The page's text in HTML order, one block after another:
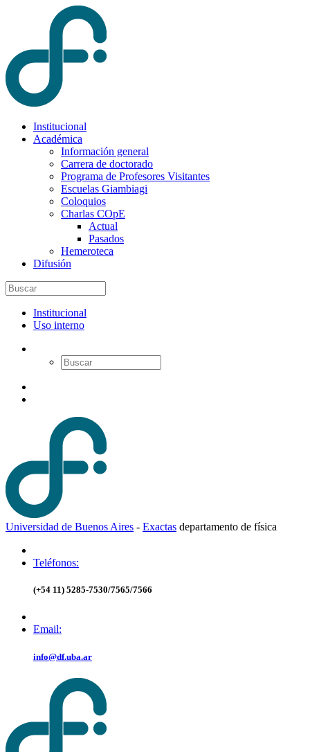
Institucional
Académica
Información general
Carrera de doctorado
Programa de Profesores Visitantes
Escuelas Giambiagi
Coloquios
Charlas COpE
Actual
Pasados
Hemeroteca
Difusión
Institucional
Uso interno
Universidad de Buenos Aires - Exactas departamento de física
Teléfonos:
(+54 11) 5285-7530/7565/7566
Email:
info@df.uba.ar